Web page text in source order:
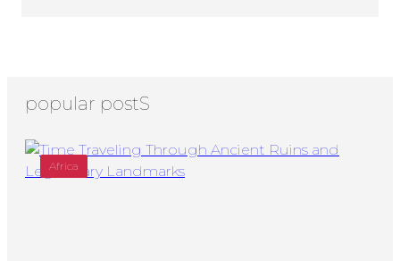
popular postS
Africa